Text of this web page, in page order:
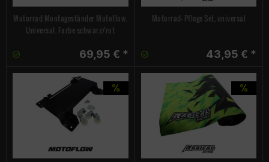
Motorrad Montageständer Motoflow,
Universal, Farbe schwarz/rot
69,95 € *
Motorrad- Pflege Set, universal
43,95 € *